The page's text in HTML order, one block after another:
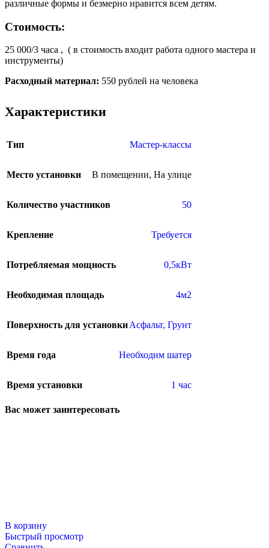
различные формы и безмерно нравится всем детям.
Стоимость:
25 000/3 часа , ( в стоимость входит работа одного мастера и
инструменты)
Расходный материал: 550 рублей на человека
Характеристики
Тип Мастер-классы
Место установки В помещении, На улице
Количество участников 50
Крепление Требуется
Потребляемая мощность 0,5кВт
Необходимая площадь 4м2
Поверхность для установкиАсфальт, Грунт
Время года Необходим шатер
Время установки 1 час
Вас может заинтересовать
В корзину
Быстрый просмотр